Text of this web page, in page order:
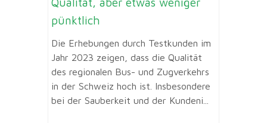
pünktlich
Die Erhebungen durch Testkunden im
Jahr 2023 zeigen, dass die Qualität
des regionalen Bus- und Zugverkehrs
in der Schweiz hoch ist. Insbesondere
bei der Sauberkeit und der Kundeni...